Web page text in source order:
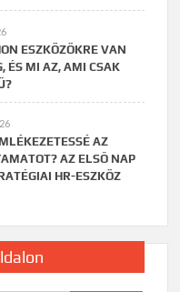
ESZKÖZÖKRE VAN
ÉS MI AZ, AMI CSAK
AZ
AZ ELSŐ NAP
HR-ESZKÖZ